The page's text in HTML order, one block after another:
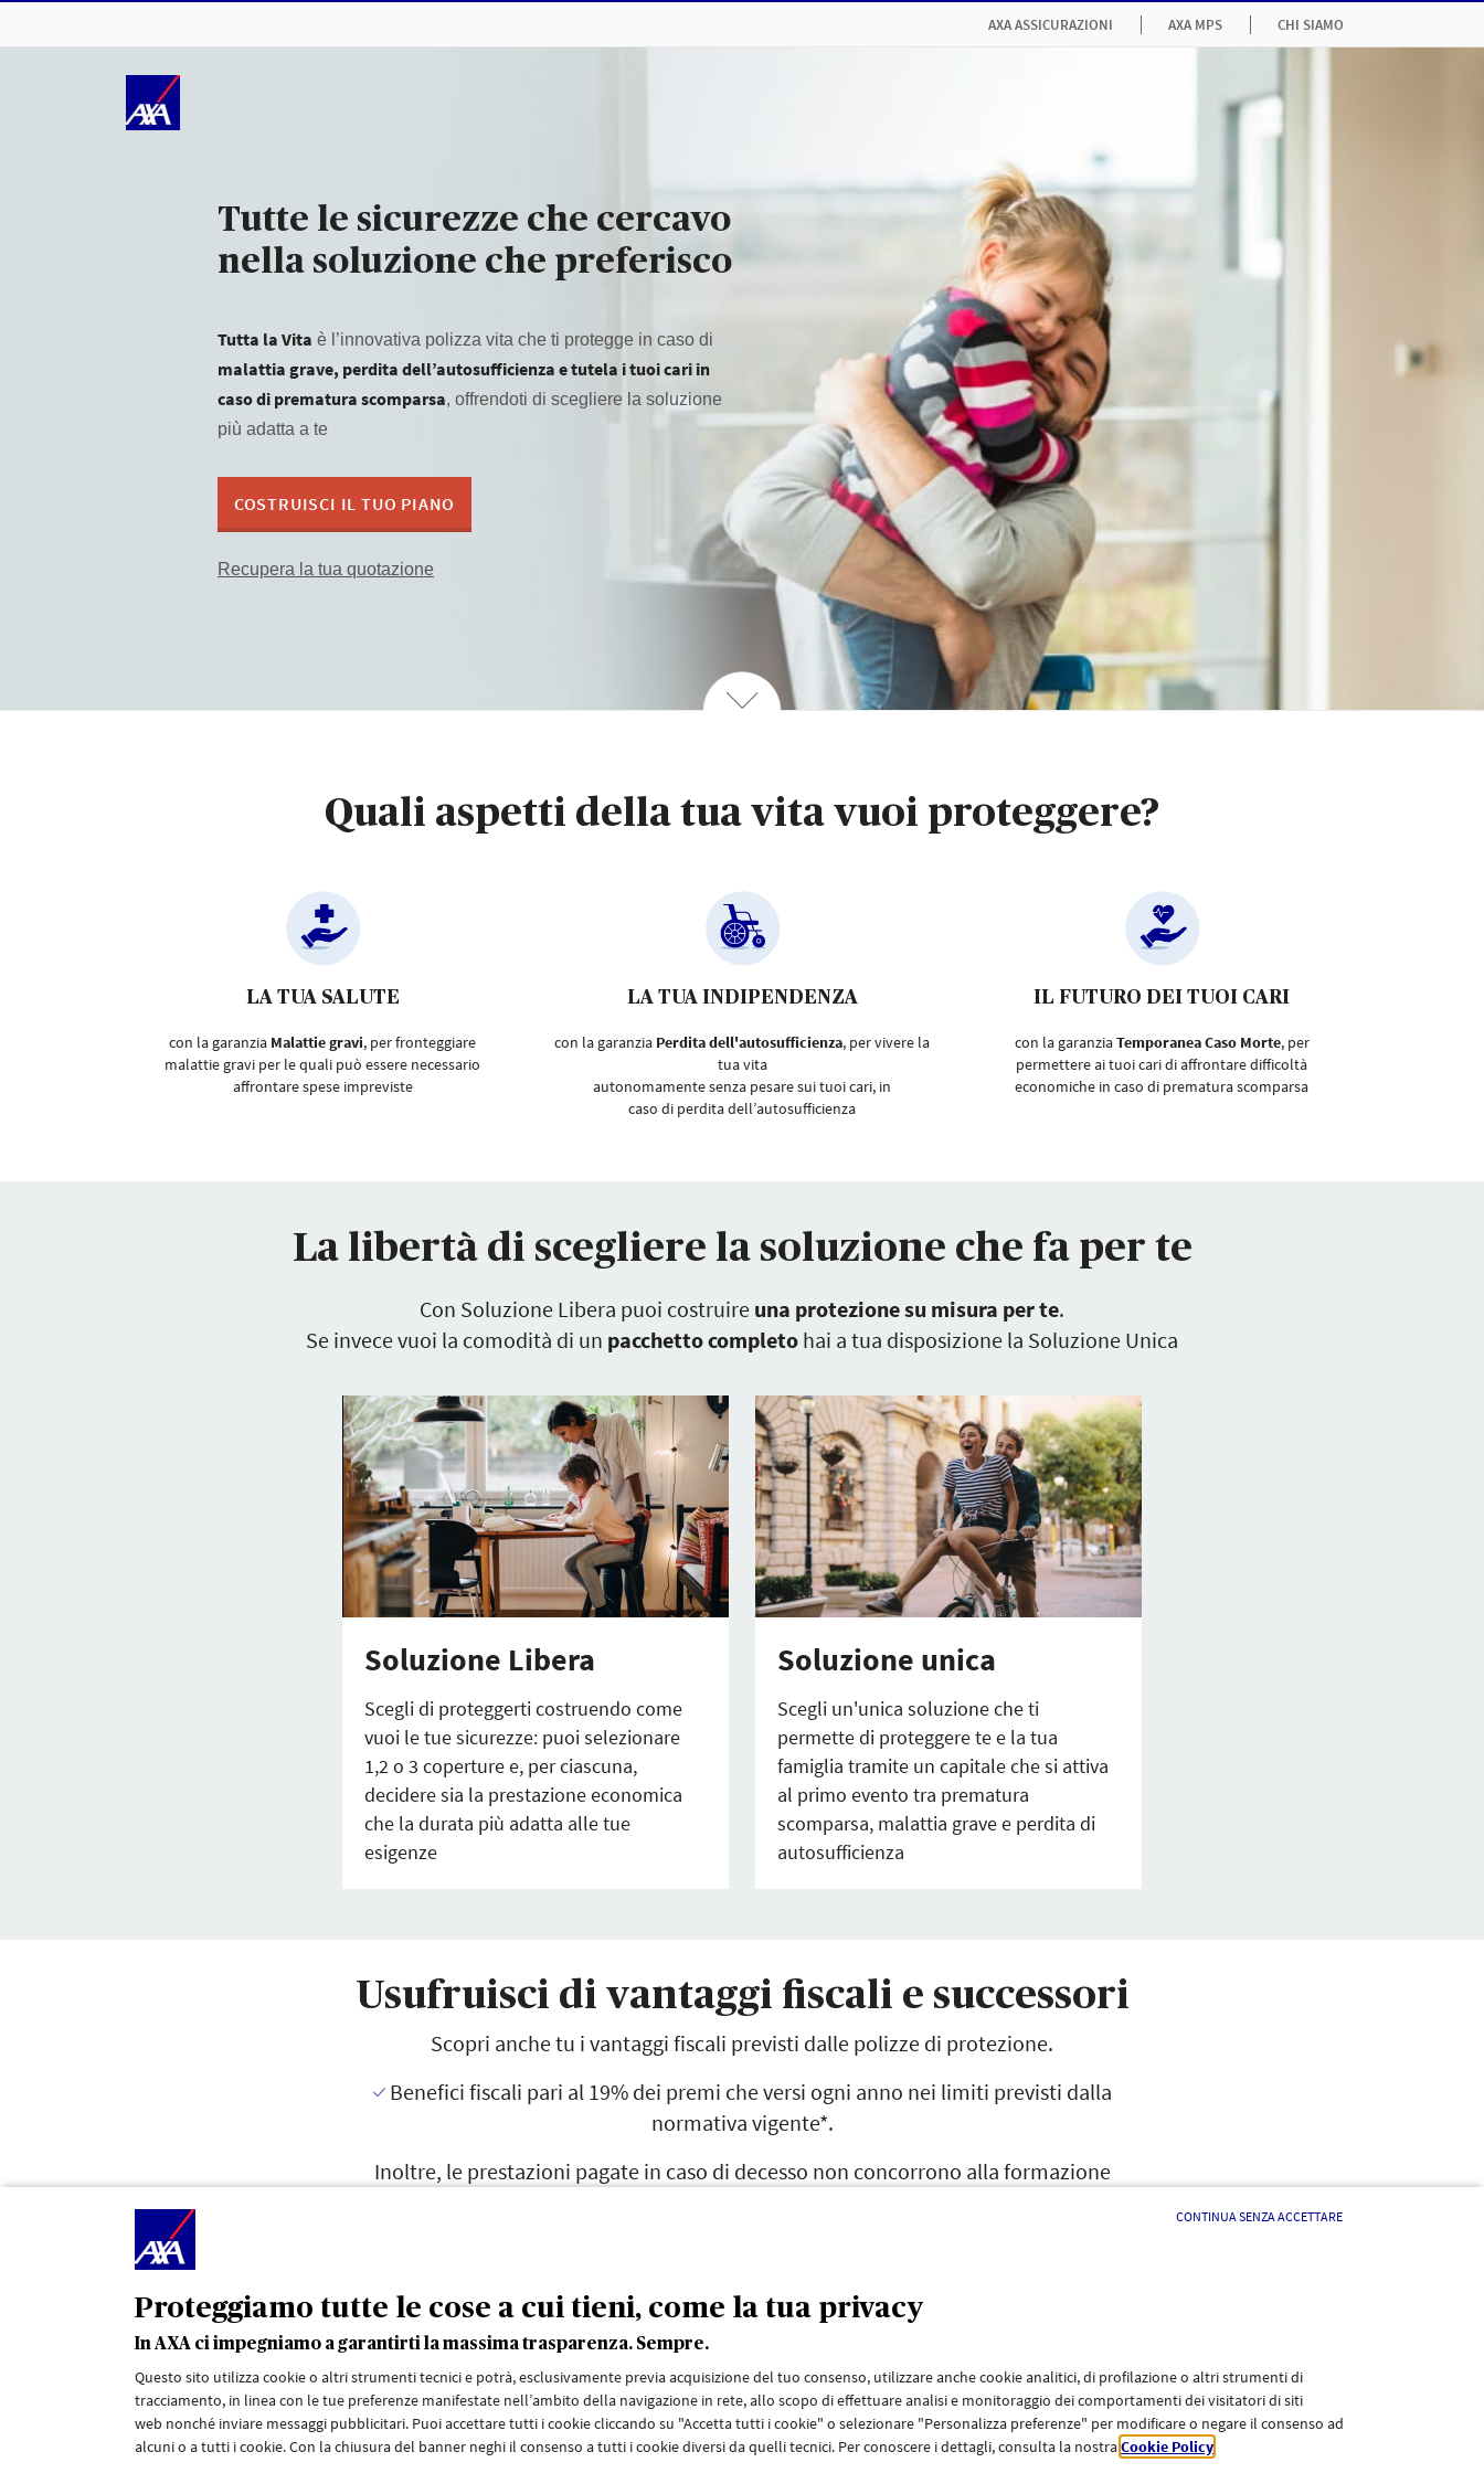
Proteggiamo tutte le cose a cui tieni, come la tua privacy
In AXA ci impegniamo a garantirti la massima trasparenza. Sempre.
Questo sito utilizza cookie o altri strumenti tecnici e potrà, esclusivamente previa acquisizione del tuo consenso, utilizzare anche cookie analitici, di profilazione o altri strumenti di
tracciamento, in linea con le tue preferenze manifestate nell’ambito della navigazione in rete, allo scopo di effettuare analisi e monitoraggio dei comportamenti dei visitatori di siti
web nonché inviare messaggi pubblicitari. Puoi accettare tutti i cookie cliccando su "Accetta tutti i cookie" o selezionare "Personalizza preferenze" per modificare o negare il consenso ad
alcuni o a tutti i cookie. Con la chiusura del banner neghi il consenso a tutti i cookie diversi da quelli tecnici. Per conoscere i dettagli, consulta la nostraCookie Policy
CONTINUA SENZA ACCETTARE
AXA ASSICURAZIONI AXA MPS CHI SIAMO
Tutte le sicurezze che cercavo
nella soluzione che preferisco
Tutta la Vita è l’innovativa polizza vita che ti protegge in caso di
malattia grave, perdita dell’autosufficienza e tutela i tuoi cari in
caso di prematura scomparsa, offrendoti di scegliere la soluzione
più adatta a te
COSTRUISCI IL TUO PIANO
Recupera la tua quotazione
Quali aspetti della tua vita vuoi proteggere?
LA TUA SALUTE
con la garanzia Malattie gravi, per fronteggiare
malattie gravi per le quali può essere necessario
affrontare spese impreviste
LA TUA INDIPENDENZA
con la garanzia Perdita dell'autosufficienza, per vivere la
tua vita
autonomamente senza pesare sui tuoi cari, in
caso di perdita dell’autosufficienza
IL FUTURO DEI TUOI CARI
con la garanziaTemporanea Caso Morte, per
permettere ai tuoi cari di affrontare difficoltà
economiche in caso di prematura scomparsa
La libertà di scegliere la soluzione che fa per te
Con Soluzione Libera puoi costruire una protezione su misura per te.
Se invece vuoi la comodità di un pacchetto completo hai a tua disposizione la Soluzione Unica
Soluzione Libera
Scegli di proteggerti costruendo come
vuoi le tue sicurezze: puoi selezionare
1,2 o 3 coperture e, per ciascuna,
decidere sia la prestazione economica
che la durata più adatta alle tue
esigenze
Soluzione unica
Scegli un'unica soluzione che ti
permette di proteggere te e la tua
famiglia tramite un capitale che si attiva
al primo evento tra prematura
scomparsa, malattia grave e perdita di
autosufficienza
Usufruisci di vantaggi fiscali e successori
Scopri anche tu i vantaggi fiscali previsti dalle polizze di protezione.
Benefici fiscali pari al 19% dei premi che versi ogni anno nei limiti previsti dalla
normativa vigente*.
Inoltre, le prestazioni pagate in caso di decesso non concorrono alla formazione
agenziaentrate.gov
La quotazione è indicativa e non vincolante, non costituisce né sostituisce un preventivo e/o una proposta contrattuale in quanto mancante di alcuni elementi necessari all'assunzione del
rischio assicurativo. Per avere maggiori informazioni e un preventivo su misura rivolgiti ad un'agenzia AXA o una Filiale di Banca Monte dei Paschi di Siena
Prima della sottoscrizione leggere il set informativo disponibile suaxa.iteaxa-mps.it.